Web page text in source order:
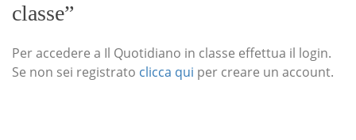
classe”
Per accedere a Il Quotidiano in classe effettua il login.
Se non sei registrato clicca qui per creare un account.